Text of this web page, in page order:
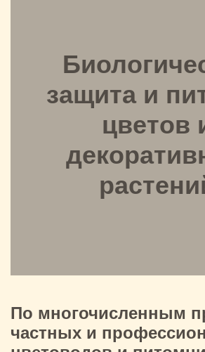
защита и
цветов
По многочисленным
частных и